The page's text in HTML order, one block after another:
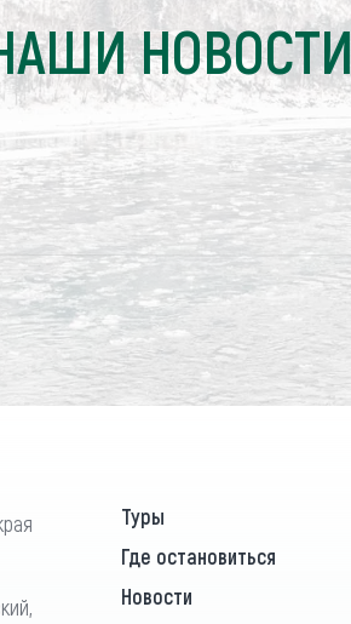
НОВОСТИ
Туры
Где остановиться
Новости